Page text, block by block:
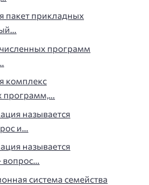
пакет прикладных
программ
комплекс
программ,…
называется
и…
называется
вопрос…
система семейства